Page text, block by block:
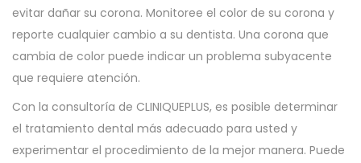
evitar dañar su corona. Monitoree el color de su corona y
reporte cualquier cambio a su dentista. Una corona que
cambia de color puede indicar un problema subyacente
que requiere atención.
Con la consultoría de CLINIQUEPLUS, es posible determinar
el tratamiento dental más adecuado para usted y
experimentar el procedimiento de la mejor manera. Puede